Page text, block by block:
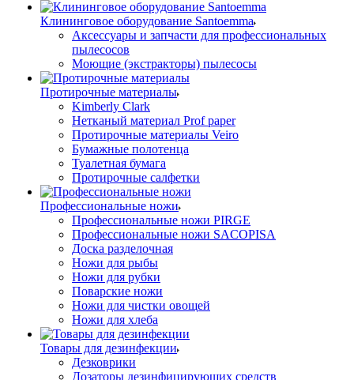
Клининговое оборудование Santoemma
Аксессуары и запчасти для профессиональных
пылесосов
Моющие (экстракторы) пылесосы
Протирочные материалы
Kimberly Clark
Нетканый материал Prof paper
Протирочные материалы Veiro
Бумажные полотенца
Туалетная бумага
Протирочные салфетки
Профессиональные ножи
Профессиональные ножи PIRGE
Профессиональные ножи SACOPISA
Доска разделочная
Ножи для рыбы
Ножи для рубки
Поварские ножи
Ножи для чистки овощей
Ножи для хлеба
Товары для дезинфекции
Дезковрики
Дозаторы дезинфицирующих средств